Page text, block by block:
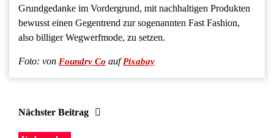
Grundgedanke im Vordergrund, mit nachhaltigen Produkten
bewusst einen Gegentrend zur sogenannten Fast Fashion,
also billiger Wegwerfmode, zu setzen.
Foto: von Foundry Co aufPixabay
Nächster Beitrag